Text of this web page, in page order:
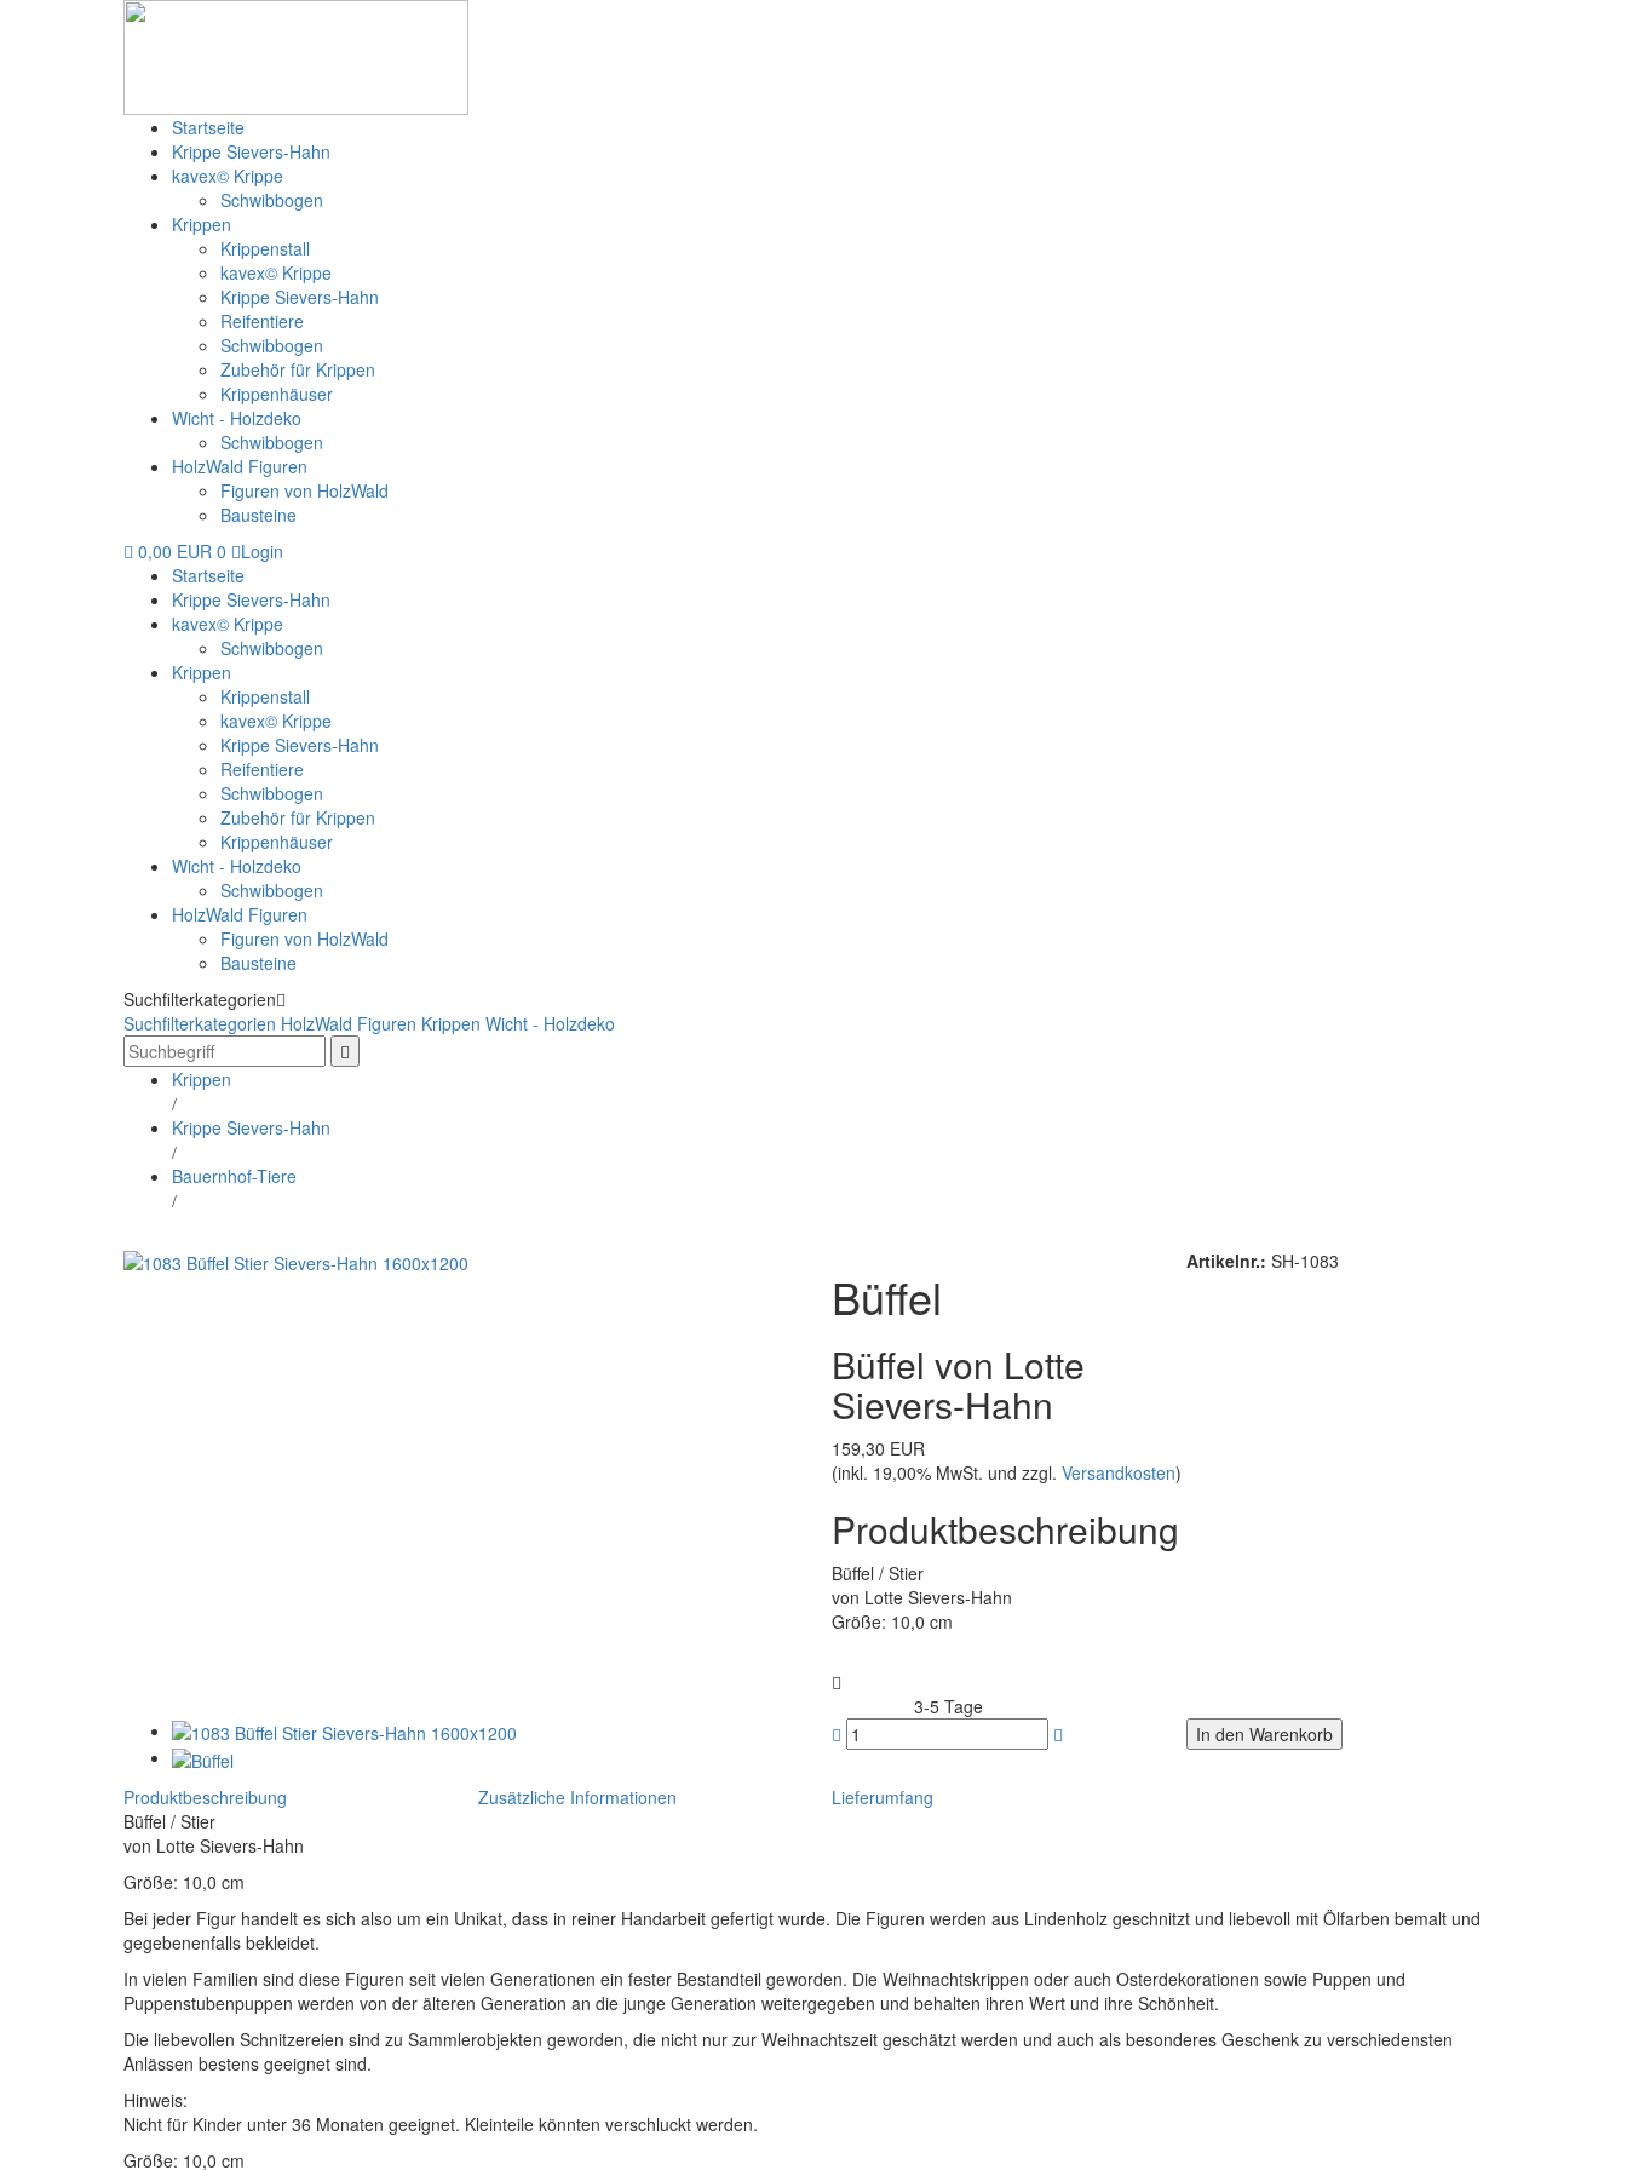
Startseite
Krippe Sievers-Hahn
kavex© Krippe
Schwibbogen
Krippen
Krippenstall
kavex© Krippe
Krippe Sievers-Hahn
Reifentiere
Schwibbogen
Zubehör für Krippen
Krippenhäuser
Wicht - Holzdeko
Schwibbogen
HolzWald Figuren
Figuren von HolzWald
Bausteine
0,00 EUR 0
Login
Startseite
Krippe Sievers-Hahn
kavex© Krippe
Schwibbogen
Krippen
Krippenstall
kavex© Krippe
Krippe Sievers-Hahn
Reifentiere
Schwibbogen
Zubehör für Krippen
Krippenhäuser
Wicht - Holzdeko
Schwibbogen
HolzWald Figuren
Figuren von HolzWald
Bausteine
Suchfilterkategorien
Suchfilterkategorien HolzWald Figuren Krippen Wicht - Holzdeko
Krippen
/
Krippe Sievers-Hahn
/
Bauernhof-Tiere
/
Büffel
Büffel von Lotte
Sievers-Hahn
Artikelnr.: SH-1083
159,30 EUR
(inkl. 19,00% MwSt. und zzgl. Versandkosten)
Produktbeschreibung
Büffel / Stier
von Lotte Sievers-Hahn
Größe: 10,0 cm
3-5 Tage
Produktbeschreibung Zusätzliche Informationen
Lieferumfang
Büffel / Stier
von Lotte Sievers-Hahn
Größe: 10,0 cm
Bei jeder Figur handelt es sich also um ein Unikat, dass in reiner Handarbeit gefertigt wurde. Die Figuren werden aus Lindenholz geschnitzt und liebevoll mit Ölfarben bemalt und
gegebenenfalls bekleidet.
In vielen Familien sind diese Figuren seit vielen Generationen ein fester Bestandteil geworden. Die Weihnachtskrippen oder auch Osterdekorationen sowie Puppen und
Puppenstubenpuppen werden von der älteren Generation an die junge Generation weitergegeben und behalten ihren Wert und ihre Schönheit.
Die liebevollen Schnitzereien sind zu Sammlerobjekten geworden, die nicht nur zur Weihnachtszeit geschätzt werden und auch als besonderes Geschenk zu verschiedensten
Anlässen bestens geeignet sind.
Hinweis:
Nicht für Kinder unter 36 Monaten geeignet. Kleinteile könnten verschluckt werden.
Größe: 10,0 cm